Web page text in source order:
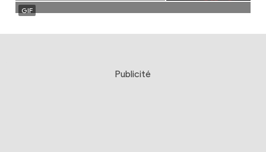
Publicité